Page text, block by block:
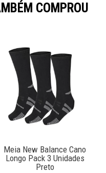
COMPROU
Meia New Balance Cano
Longo Pack 3 Unidades
Preto